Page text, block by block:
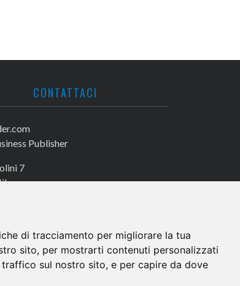
di tracciamento per migliorare la tua
sito, per mostrarti contenuti personalizzati
sul nostro sito, e per capire da dove
CONTATTACI
Publisher
7
49756990